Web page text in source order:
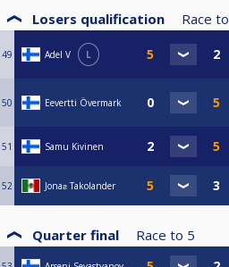
Losers qualification Race to
49 Adel V L
50 Eevertti Övermark
51 Samu Kivinen
52 Jonaƨ Takolander
Quarter final Race to 5